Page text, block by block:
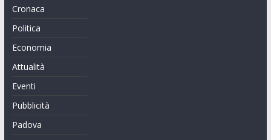
Cronaca
Politica
Economia
Attualità
Eventi
Pubblicità
Padova